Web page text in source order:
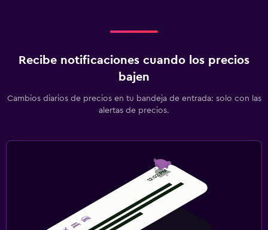
Recibe notificaciones cuando los precios
bajen
Cambios diarios de precios en tu bandeja de entrada: solo con las
alertas de precios.